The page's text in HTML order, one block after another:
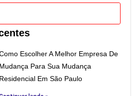
Escolher A Melhor Empresa De
Mudança Para Sua Mudança
Residencial Em São Paulo